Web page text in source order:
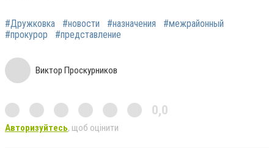
#Дружковка #новости #назначения
#межрайонный
#прокурор
#представление
Виктор Проскурников
0,0
Авторизуйтесь, щоб оцінити